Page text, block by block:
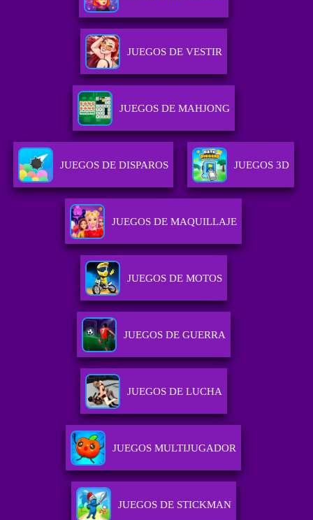
JUEGOS DE VESTIR
JUEGOS DE MAHJONG
JUEGOS DE DISPAROS JUEGOS 3D
JUEGOS DE MAQUILLAJE
JUEGOS DE MOTOS
JUEGOS DE GUERRA
JUEGOS DE LUCHA
JUEGOS MULTIJUGADOR
JUEGOS DE STICKMAN